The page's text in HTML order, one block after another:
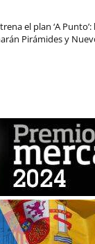
el plan ‘A
Pirámides y